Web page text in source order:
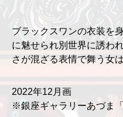
ブラックスワンの衣装を
に魅せられ別世界に誘わ
さが混ざる表情で舞う女
2022年12月画
※銀座ギャラリーあづま